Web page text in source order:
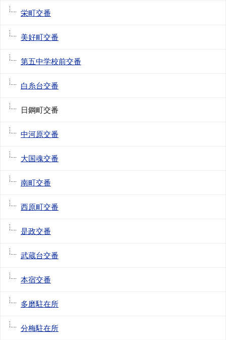
栄町交番
美好町交番
第五中学校前交番
白糸台交番
日鋼町交番
中河原交番
大国魂交番
南町交番
西原町交番
是政交番
武蔵台交番
本宿交番
多磨駐在所
分梅駐在所